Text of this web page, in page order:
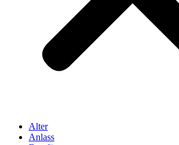
Alter
Anlass